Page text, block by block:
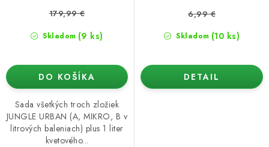
Skladom (9 ks)
179,99 €
DO KOŠÍKA
Sada všetkých troch zložiek
JUNGLE URBAN (A, MIKRO, B v
litrových baleniach) plus 1 liter
kvetového...
Skladom (10 ks)
6,99 €
DETAIL